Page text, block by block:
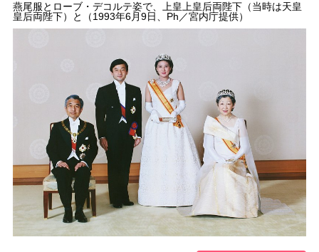
燕尾服とローブ・デコルテ姿で、上皇上皇后両陛下（当時は天皇
皇后両陛下）と（1993年6月9日、Ph／宮内庁提供）